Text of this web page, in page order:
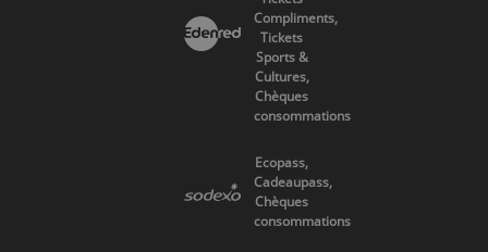
Compliments,
Tickets
Sports &
Cultures,
Chèques
consommations
Ecopass,
Cadeaupass,
Chèques
consommations